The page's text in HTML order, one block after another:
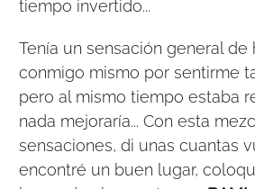
tiempo invertido...
Tenía un sensación general de
conmigo mismo por sentirme
pero al mismo tiempo estaba
nada mejoraría... Con esta
sensaciones, di unas cuantas
encontré un buen lugar,